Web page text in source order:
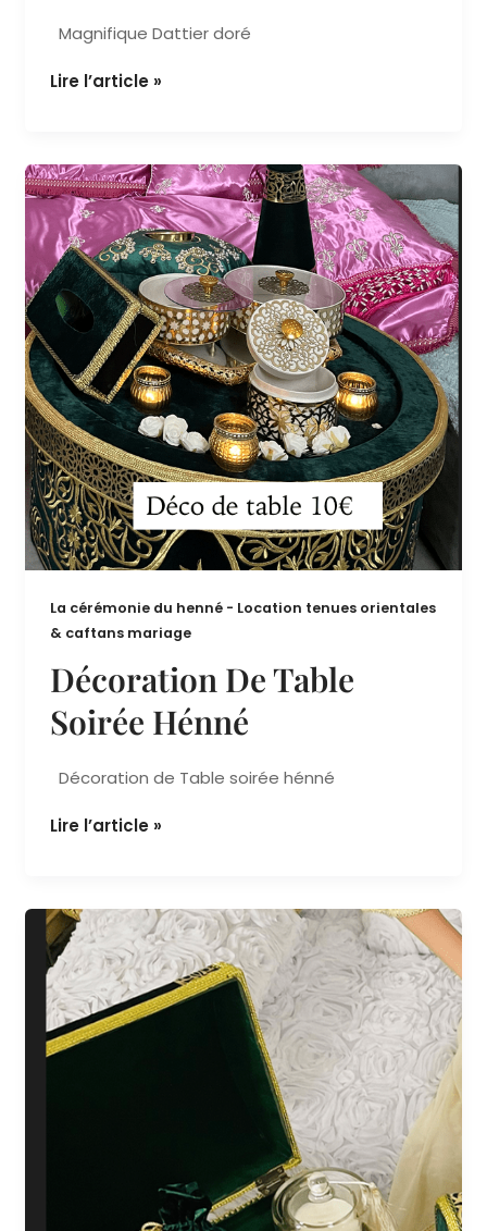
Magnifique Dattier Doré
Magnifique Dattier doré
& caftans mariage
Décoration De Table
Soirée Hénné
Décoration de Table soirée hénné
Décoration
de
Table
soirée
hénné